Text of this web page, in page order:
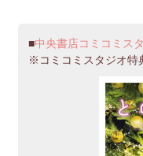
中央書店コミコミス
※コミコミスタジオ